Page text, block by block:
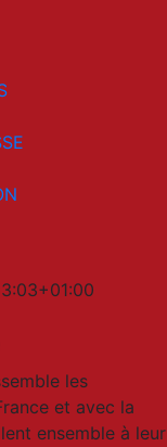
les
et avec la
ensemble à leur